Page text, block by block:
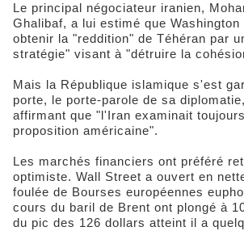
Le principal négociateur iranien,
Ghalibaf, a lui estimé que
obtenir la "reddition" de Téhéran par
stratégie" visant à "détruire la
Mais la République islamique s'est
porte, le porte-parole de sa
affirmant que "l'Iran examinait
proposition américaine".
Les marchés financiers ont préféré
optimiste. Wall Street a ouvert en
foulée de Bourses européennes
cours du baril de Brent ont plongé à
du pic des 126 dollars atteint il a